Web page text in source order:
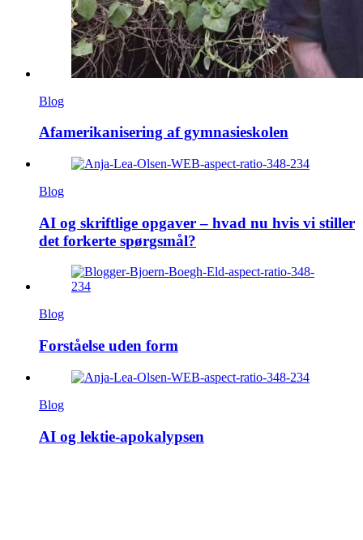
Blog
Afamerikanisering af gymnasieskolen
Blog
AI og skriftlige opgaver – hvad nu hvis vi stiller
det forkerte spørgsmål?
Blog
Forståelse uden form
Blog
AI og lektie-apokalypsen